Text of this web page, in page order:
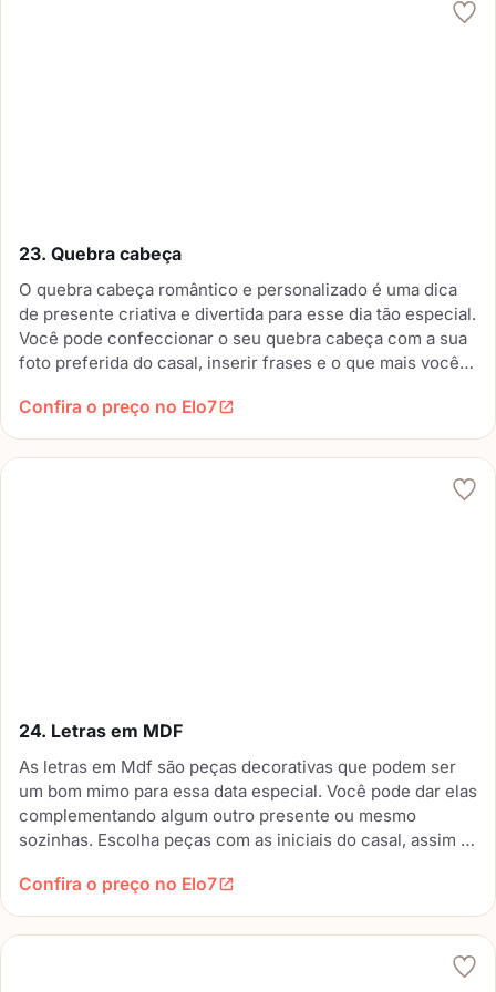
23. Quebra cabeça
O quebra cabeça romântico e personalizado é uma dica
de presente criativa e divertida para esse dia tão especial.
Você pode confeccionar o seu quebra cabeça com a sua
foto preferida do casal, inserir frases e o que mais você
Confira o preço no Elo7
24. Letras em MDF
As letras em Mdf são peças decorativas que podem ser
um bom mimo para essa data especial. Você pode dar elas
complementando algum outro presente ou mesmo
sozinhas. Escolha peças com as iniciais do casal, assim o
Confira o preço no Elo7